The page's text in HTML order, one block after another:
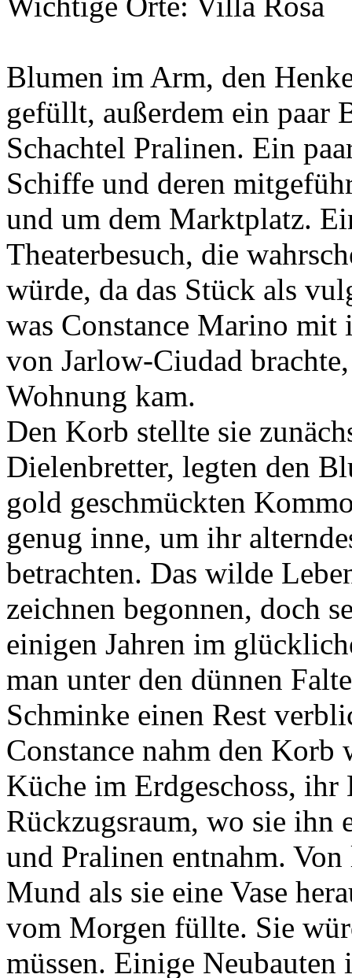
Blumen im Arm, den
gefüllt, außerdem ein paar
Schachtel Pralinen. Ein
Schiffe und deren
und um dem Marktplatz.
Theaterbesuch, die
würde, da das Stück als
was Constance Marino mit
von Jarlow-Ciudad
Wohnung kam.
Den Korb stellte sie
Dielenbretter, legten den
gold geschmückten
genug inne, um ihr
betrachten. Das wilde
zeichnen begonnen, doch
einigen Jahren im
man unter den dünnen
Schminke einen Rest
Constance nahm den
Küche im Erdgeschoss, ihr
Rückzugsraum, wo sie ihn
und Pralinen entnahm.
Mund als sie eine Vase
vom Morgen füllte. Sie
müssen. Einige Neubauten